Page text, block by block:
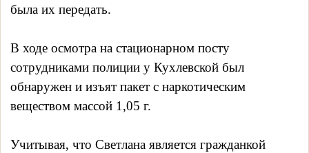
была их передать.
В ходе осмотра на стационарном посту
сотрудниками полиции у Кухлевской был
обнаружен и изъят пакет с наркотическим
веществом массой 1,05 г.
Учитывая, что Светлана является гражданкой